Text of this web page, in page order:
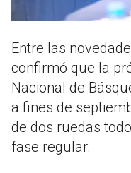
Entre las
confirmó que la
Nacional de
a fines de
de dos ruedas
fase regular.